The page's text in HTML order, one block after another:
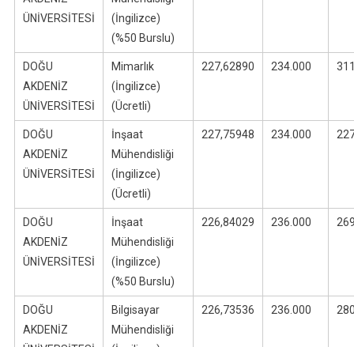
ÜNİVERSİTESİ
(İngilizce)
(%50 Burslu)
DOĞU
AKDENİZ
ÜNİVERSİTESİ
Mimarlık
(İngilizce)
(Ücretli)
227,62890 234.000
DOĞU
AKDENİZ
ÜNİVERSİTESİ
İnşaat
Mühendisliği
(İngilizce)
(Ücretli)
227,75948 234.000
DOĞU
AKDENİZ
ÜNİVERSİTESİ
İnşaat
Mühendisliği
(İngilizce)
(%50 Burslu)
226,84029 236.000
DOĞU
AKDENİZ
Bilgisayar
Mühendisliği
226,73536 236.000